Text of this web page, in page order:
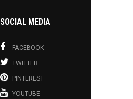
SOCIAL MEDIA
FACEBOOK
TWITTER
PINTEREST
YOUTUBE